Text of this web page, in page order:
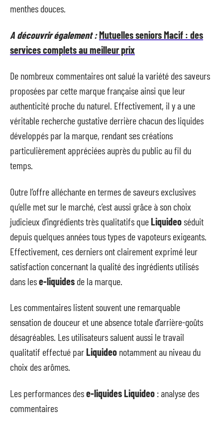
menthes douces.
A découvrir également :Mutuelles seniors Macif : des
services complets au meilleur prix
De nombreux commentaires ont salué la variété des saveurs
proposées par cette marque française ainsi que leur
authenticité proche du naturel. Effectivement, il y a une
véritable recherche gustative derrière chacun des liquides
développés par la marque, rendant ses créations
particulièrement appréciées auprès du public au fil du
temps.
Outre l’offre alléchante en termes de saveurs exclusives
qu’elle met sur le marché, c’est aussi grâce à son choix
judicieux d’ingrédients très qualitatifs queLiquideoséduit
depuis quelques années tous types de vapoteurs exigeants.
Effectivement, ces derniers ont clairement exprimé leur
satisfaction concernant la qualité des ingrédients utilisés
dans lese-liquides de la marque.
Les commentaires listent souvent une remarquable
sensation de douceur et une absence totale d’arrière-goûts
désagréables. Les utilisateurs saluent aussi le travail
qualitatif effectué parLiquideo notamment au niveau du
choix des arômes.
Les performances dese-liquidesLiquideo : analyse des
commentaires